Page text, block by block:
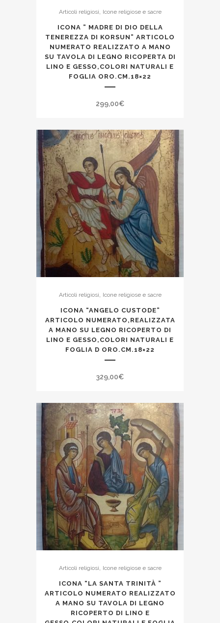
Articoli religiosi Icone religiose e sacre
ICONA ” MADRE DI DIO DELLA
TENEREZZA DI KORSUN” ARTICOLO
NUMERATO REALIZZATO A MANO
SU TAVOLA DI LEGNO RICOPERTA DI
LINO E GESSO,COLORI NATURALI E
FOGLIA ORO.CM.18×22
299,00€
Articoli religiosi Icone religiose e sacre
ICONA “ANGELO CUSTODE”
ARTICOLO NUMERATO,REALIZZATA
A MANO SU LEGNO RICOPERTO DI
LINO E GESSO,COLORI NATURALI E
FOGLIA D ORO.CM.18×22
329,00€
Articoli religiosi Icone religiose e sacre
ICONA “LA SANTA TRINITÀ ”
ARTICOLO NUMERATO REALIZZATO
A MANO SU TAVOLA DI LEGNO
RICOPERTO DI LINO E